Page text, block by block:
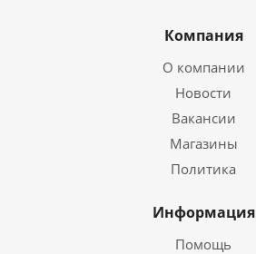
Компания
О компании
Новости
Вакансии
Магазины
Политика
Информация
Помощь